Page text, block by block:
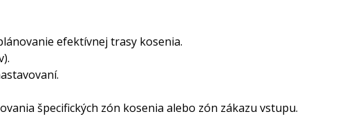
efektívnej trasy kosenia.
špecifických zón kosenia alebo zón zákazu vstupu.